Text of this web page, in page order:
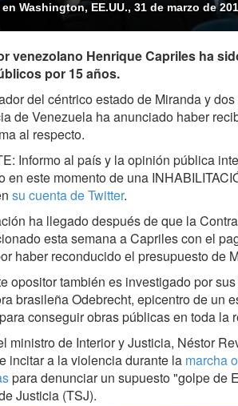
en Washington, EE.UU., 31 de marzo de
venezolano Henrique Capriles ha
por 15 años.
del céntrico estado de Miranda y
de Venezuela ha anunciado haber
al respecto.
Informo al país y la opinión pública
en este momento de una
su cuenta de Twitter.
ha llegado después de que la
esta semana a Capriles con el
haber reconducido el presupuesto de
opositor también es investigado por
brasileña Odebrecht, epicentro de un
conseguir obras públicas en toda la
ministro de Interior y Justicia, Néstor
incitar a la violencia durante la marcha
para denunciar un supuesto "golpe de
Justicia (TSJ).